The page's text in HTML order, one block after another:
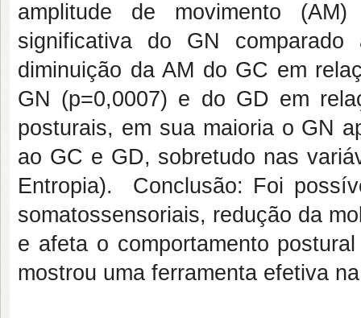
amplitude de movimento
significativa do GN
diminuição da AM do GC em
GN (p=0,0007) e do GD em
posturais, em sua maioria o GN
ao GC e GD, sobretudo nas
Entropia). Conclusão: Foi
somatossensoriais, redução da
e afeta o comportamento
mostrou uma ferramenta efetiva